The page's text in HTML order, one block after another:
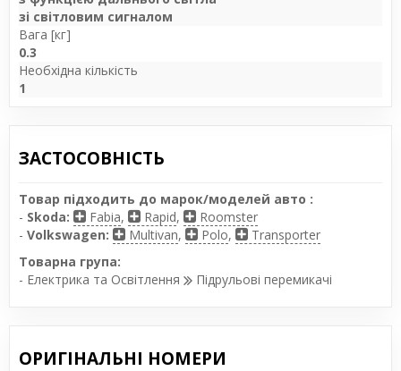
зі світловим сигналом
Вага [кг]
0.3
Необхідна кількість
1
ЗАСТОСОВНІСТЬ
Товар підходить до марок/моделей авто :
- Skoda: Fabia, Rapid,
Roomster
- Volkswagen: Multivan, Polo,
Transporter
Товарна група:
- Електрика та Освітлення
Підрульові перемикачі
ОРИГІНАЛЬНІ НОМЕРИ